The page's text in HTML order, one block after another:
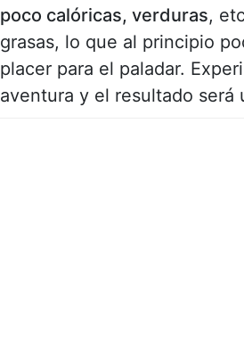
poco calóricas, verduras,
grasas, lo que al principio
placer para el paladar.
aventura y el resultado será